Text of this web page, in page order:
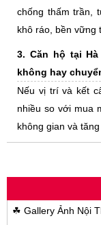
chống thấm trần,
khô ráo, bền vững
3. Căn hộ tại
không hay
Nếu vị trí và kết
nhiều so với mua
không gian và
☘ Gallery Ảnh Nội